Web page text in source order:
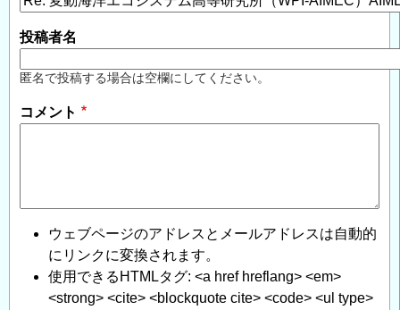
投稿者名
匿名で投稿する場合は空欄にしてください。
コメント
ウェブページのアドレスとメールアドレスは自動的
にリンクに変換されます。
使用できるHTMLタグ: <a href hreflang> <em>
<strong> <cite> <blockquote cite> <code> <ul type>